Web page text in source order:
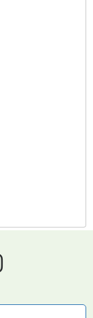
instagram